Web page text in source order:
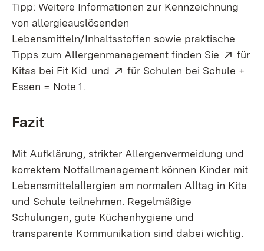
Tipp: Weitere Informationen zur Kennzeichnung
von allergieauslösenden
Lebensmitteln/Inhaltsstoffen sowie praktische
Tipps zum Allergenmanagement finden Sie
für
Kitas bei Fit Kid (Öffnet in neuem Fenster)
und Extern:
für Schulen bei Schule +
Essen = Note 1 .
Fazit
Mit Aufklärung, strikter Allergenvermeidung und
korrektem Notfallmanagement können Kinder mit
Lebensmittelallergien am normalen Alltag in Kita
und Schule teilnehmen. Regelmäßige
Schulungen, gute Küchenhygiene und
transparente Kommunikation sind dabei wichtig.